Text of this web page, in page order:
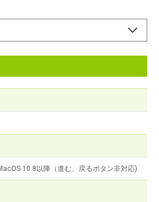
10.8以降（進む、戻るボタン非対応)